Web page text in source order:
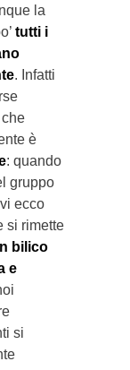
la
tutti i
. Infatti
è
: quando
gruppo
ecco
si rimette
bilico
e
si